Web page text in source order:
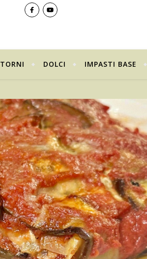
DOLCI IMPASTI BASE